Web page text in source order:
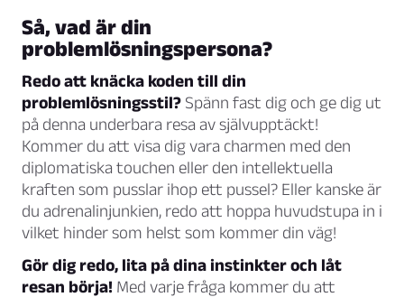
Så, vad är din
problemlösningspersona?
Redo att knäcka koden till din
problemlösningsstil? Spänn fast dig och ge dig ut
på denna underbara resa av självupptäckt!
Kommer du att visa dig vara charmen med den
diplomatiska touchen eller den intellektuella
kraften som pusslar ihop ett pussel? Eller kanske är
du adrenalinjunkien, redo att hoppa huvudstupa in i
vilket hinder som helst som kommer din väg!
Gör dig redo, lita på dina instinkter och låt
resan börja! Med varje fråga kommer du att